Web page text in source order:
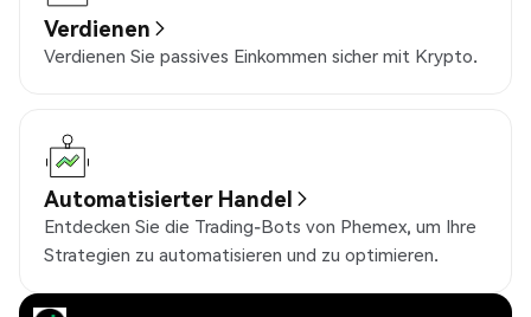
Verdienen
Verdienen Sie passives Einkommen sicher mit Krypto.
Automatisierter Handel
Entdecken Sie die Trading-Bots von Phemex, um Ihre
Strategien zu automatisieren und zu optimieren.